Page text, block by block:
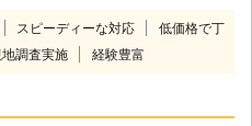
を私達は大切にしています。
ています。住まいの中で床が軋
音がしたり、羽アリがいるのを
スピーディーな対応
低価格で丁
調査実施 経験豊富